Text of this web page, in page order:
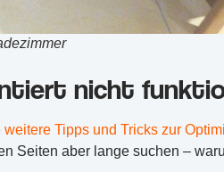
nicht
weitere Tipps und Tricks zur
Seiten aber lange suchen –